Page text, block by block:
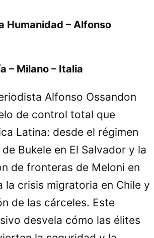
Humanidad – Alfonso
– Milano – Italia
Alfonso Ossandon
de control total que
Latina: desde el régimen
Bukele en El Salvador y la
de fronteras de Meloni en
la crisis migratoria en Chile y
de las cárceles. Este
desvela cómo las élites